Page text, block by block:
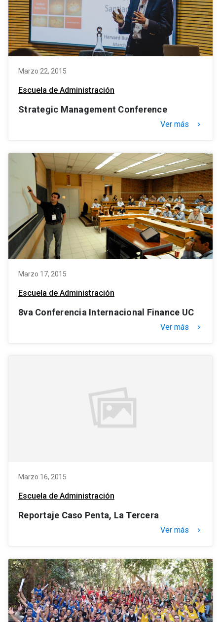
Marzo 22, 2015
Escuela de Administración
Strategic Management Conference
Ver más keyboard_arrow_right
Marzo 17, 2015
Escuela de Administración
8va Conferencia Internacional Finance UC
Ver más keyboard_arrow_right
Marzo 16, 2015
Escuela de Administración
Reportaje Caso Penta, La Tercera
Ver más keyboard_arrow_right